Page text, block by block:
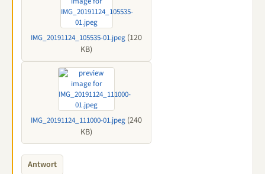
IMG_20191124_105535-01.jpeg (120
KB)
IMG_20191124_111000-01.jpeg (240
KB)
Antwort